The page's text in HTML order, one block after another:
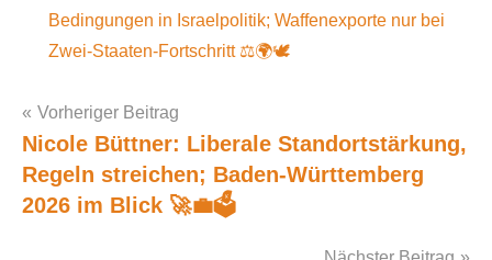
Bedingungen in Israelpolitik; Waffenexporte nur bei
Zwei-Staaten-Fortschritt ⚖️🌍🕊️
Post
navigation
Vorheriger Beitrag
Nicole Büttner: Liberale Standortstärkung,
Regeln streichen; Baden-Württemberg
2026 im Blick 🚀💼🗳️